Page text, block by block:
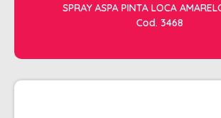
SPRAY ASPA PINTA LOCA
Cod. 3468